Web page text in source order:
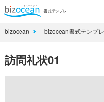
bizocean bizocean書式テンプレ
訪問礼状01